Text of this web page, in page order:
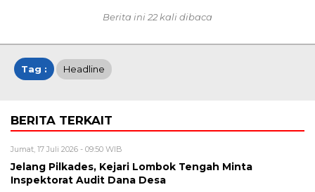
Berita ini 22 kali dibaca
Tag : Headline
BERITA TERKAIT
Jumat, 17 Juli 2026 - 09:50 WIB
Jelang Pilkades, Kejari Lombok Tengah Minta
Inspektorat Audit Dana Desa